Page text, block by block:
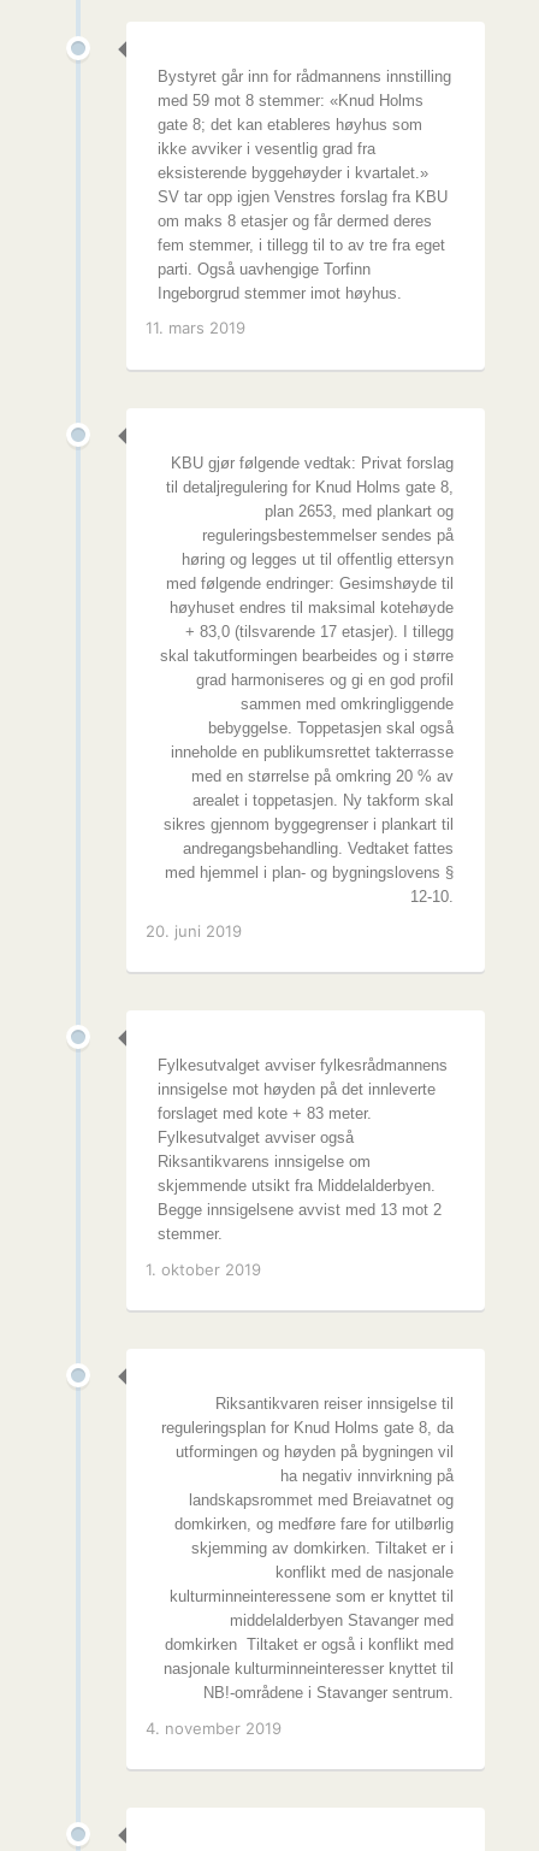
Bystyret går inn for rådmannens innstilling
med 59 mot 8 stemmer: «Knud Holms
gate 8; det kan etableres høyhus som
ikke avviker i vesentlig grad fra
eksisterende byggehøyder i kvartalet.»
SV tar opp igjen Venstres forslag fra KBU
om maks 8 etasjer og får dermed deres
fem stemmer, i tillegg til to av tre fra eget
parti. Også uavhengige Torfinn
Ingeborgrud stemmer imot høyhus.
11. mars 2019
KBU gjør følgende vedtak: Privat forslag
til detaljregulering for Knud Holms gate 8,
plan 2653, med plankart og
reguleringsbestemmelser sendes på
høring og legges ut til offentlig ettersyn
med følgende endringer: Gesimshøyde til
høyhuset endres til maksimal kotehøyde
+ 83,0 (tilsvarende 17 etasjer). I tillegg
skal takutformingen bearbeides og i større
grad harmoniseres og gi en god profil
sammen med omkringliggende
bebyggelse. Toppetasjen skal også
inneholde en publikumsrettet takterrasse
med en størrelse på omkring 20 % av
arealet i toppetasjen. Ny takform skal
sikres gjennom byggegrenser i plankart til
andregangsbehandling. Vedtaket fattes
med hjemmel i plan- og bygningslovens §
12-10.
20. juni 2019
Fylkesutvalget avviser fylkesrådmannens
innsigelse mot høyden på det innleverte
forslaget med kote + 83 meter.
Fylkesutvalget avviser også
Riksantikvarens innsigelse om
skjemmende utsikt fra Middelalderbyen.
Begge innsigelsene avvist med 13 mot 2
stemmer.
1. oktober 2019
Riksantikvaren reiser innsigelse til
reguleringsplan for Knud Holms gate 8, da
utformingen og høyden på bygningen vil
ha negativ innvirkning på
landskapsrommet med Breiavatnet og
domkirken, og medføre fare for utilbørlig
skjemming av domkirken. Tiltaket er i
konflikt med de nasjonale
kulturminneinteressene som er knyttet til
middelalderbyen Stavanger med
domkirken Tiltaket er også i konflikt med
nasjonale kulturminneinteresser knyttet til
NB!-områdene i Stavanger sentrum.
4. november 2019